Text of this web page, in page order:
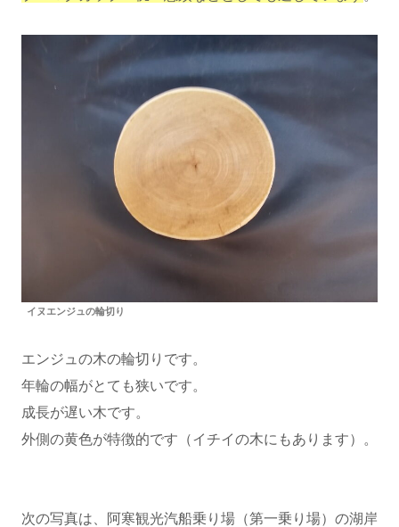
イヌエンジュの輪切り
エンジュの木の輪切りです。
年輪の幅がとても狭いです。
成長が遅い木です。
外側の黄色が特徴的です（イチイの木にもあります）。
次の写真は、阿寒観光汽船乗り場（第一乗り場）の湖岸